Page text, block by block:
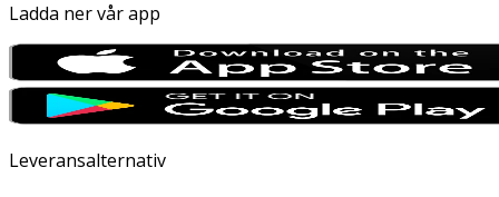
Ladda ner vår app
Leveransalternativ